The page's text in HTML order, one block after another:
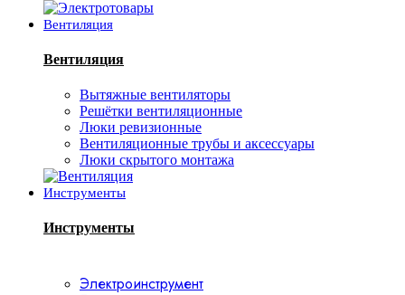
Вентиляция
Вентиляция
Вытяжные вентиляторы
Решётки вентиляционные
Люки ревизионные
Вентиляционные трубы и аксессуары
Люки скрытого монтажа
Инструменты
Инструменты
Электроинструмент